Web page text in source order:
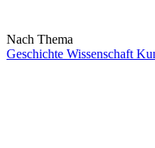
Nach Thema
Geschichte Wissenschaft